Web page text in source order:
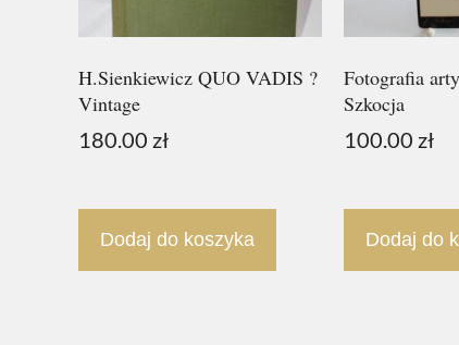
H.Sienkiewicz QUO VADIS ?
Vintage
180.00 zł
Dodaj do koszyka
Fotografia
Szkocja
100.00 zł
Dodaj do